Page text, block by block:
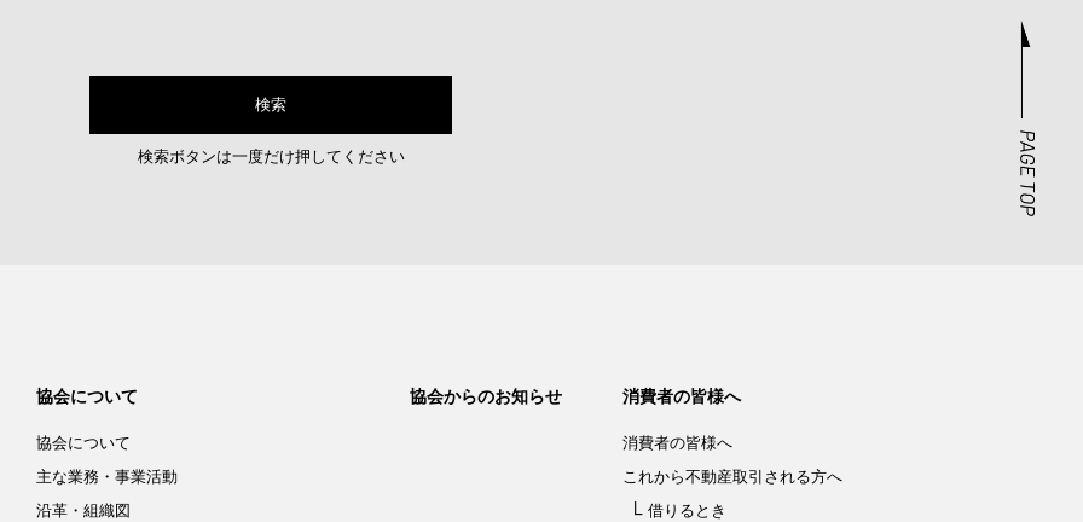
検索ボタンは一度だけ押してください
協会について
協会について
主な業務・事業活動
沿革・組織図
協会からのお知らせ 消費者の皆様へ
消費者の皆様へ
これから不動産取引される方へ
借りるとき